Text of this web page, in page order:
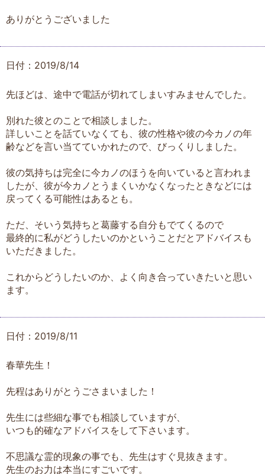
ありがとうございました
日付：2019/8/14
先ほどは、途中で電話が切れてしまいすみませんでした。
別れた彼とのことで相談しました。
詳しいことを話ていなくても、彼の性格や彼の今カノの年
齢などを言い当てていかれたので、びっくりしました。
彼の気持ちは完全に今カノのほうを向いていると言われま
したが、彼が今カノとうまくいかなくなったときなどには
戻ってくる可能性はあるとも。
ただ、そいう気持ちと葛藤する自分もでてくるので
最終的に私がどうしたいのかということだとアドバイスも
いただきました。
これからどうしたいのか、よく向き合っていきたいと思い
ます。
日付：2019/8/11
春華先生！
先程はありがとうごさまいました！
先生には些細な事でも相談していますが、
いつも的確なアドバイスをして下さいます。
不思議な霊的現象の事でも、先生はすぐ見抜きます。
先生のお力は本当にすごいです。